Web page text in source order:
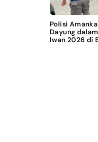
Polisi
Dayung
Iwan 2026 di